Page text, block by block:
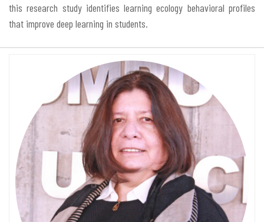
this research study identifies learning ecology behavioral profiles
that improve deep learning in students.